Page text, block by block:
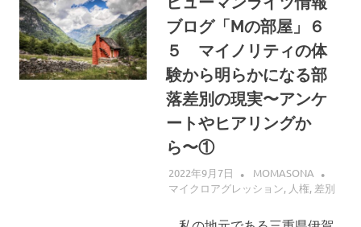
ブログ「Mの部屋」６
５ マイノリティの体
験から明らかになる部
落差別の現実〜アンケ
ートやヒアリングか
ら〜①
2022年9月7日
MOMASONA
マイクロアグレッション, 人権, 差別